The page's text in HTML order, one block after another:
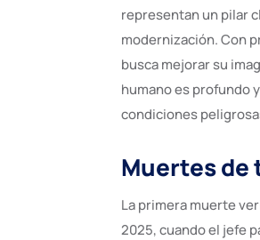
representan un pilar
modernización. Con
busca mejorar su
humano es profundo
condiciones
Muertes de
La primera muerte
2025, cuando el jefe